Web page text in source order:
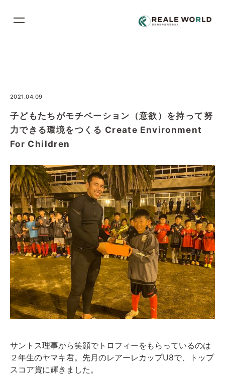
2021.04.09
子どもたちがモチベーション（意欲）を持って努
力できる環境をつくる Create Environment
For Children
サントス理事から笑顔でトロフィーをもらっているのは
２年生のヤマキ君。先月のレアーレカップU8で、トップ
スコア賞に輝きました。